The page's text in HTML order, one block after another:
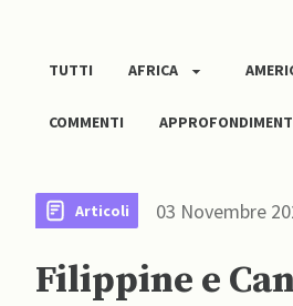
TUTTI AFRICA
COMMENTI
Articoli 03 Novembre
Filippine e